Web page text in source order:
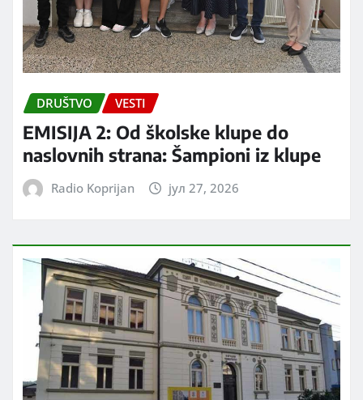
DRUŠTVO VESTI
EMISIJA 2: Od školske klupe do
naslovnih strana: Šampioni iz klupe
Radio Koprijan јул 27, 2026